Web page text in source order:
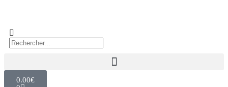
0.00€